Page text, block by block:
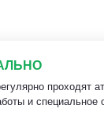
проходят
и специальное